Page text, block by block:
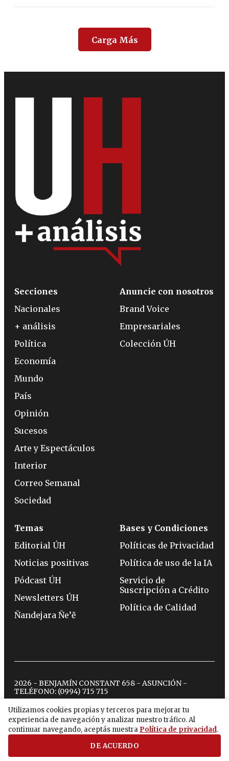
Carga Más
Utilizamos cookies propias y terceros para mejorar tu
experiencia de navegación y analizar nuestro tráfico. Al
continuar navegando, aceptás nuestra Política de privacidad.
DE ACUERDO
Secciones
Nacionales
+ análisis
Política
Economía
Mundo
País
Opinión
Sucesos
Arte y Espectáculos
Interior
Correo Semanal
Sociedad
Anuncie con nosotros
Brand Voice
Empresariales
Colección ÚH
Temas
Editorial ÚH
Noticias positivas
Pódcast ÚH
Newsletters ÚH
Ñandejara Ñe’ẽ
Bases y Condiciones
Políticas de Privacidad
Política de uso de la IA
Servicio de
Suscripción a Crédito
Política de Calidad
2026 - BENJAMÍN CONSTANT 658 - ASUNCIÓN -
TELÉFONO: (0994) 715 715
twitterinstagram
facebook
tiktokyoutubespotify